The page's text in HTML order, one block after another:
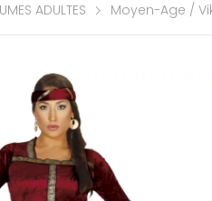
ADULTES Moyen-Age /